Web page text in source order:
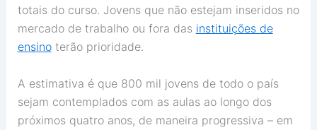
totais do curso. Jovens que não estejam inseridos no
mercado de trabalho ou fora das instituições de
ensinoterão prioridade.
A estimativa é que 800 mil jovens de todo o país
sejam contemplados com as aulas ao longo dos
próximos quatro anos, de maneira progressiva – em